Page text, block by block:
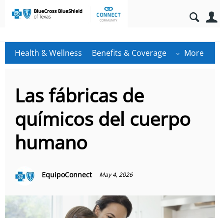
Health & Wellness Benefits & Coverage More
Las fábricas de
químicos del cuerpo
humano
EquipoConnect May 4, 2026